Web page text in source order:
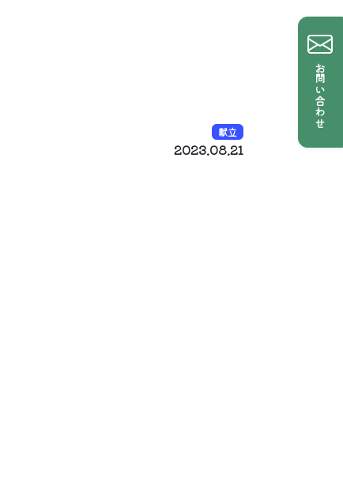
お問い合わせ
献立
2023.08.21